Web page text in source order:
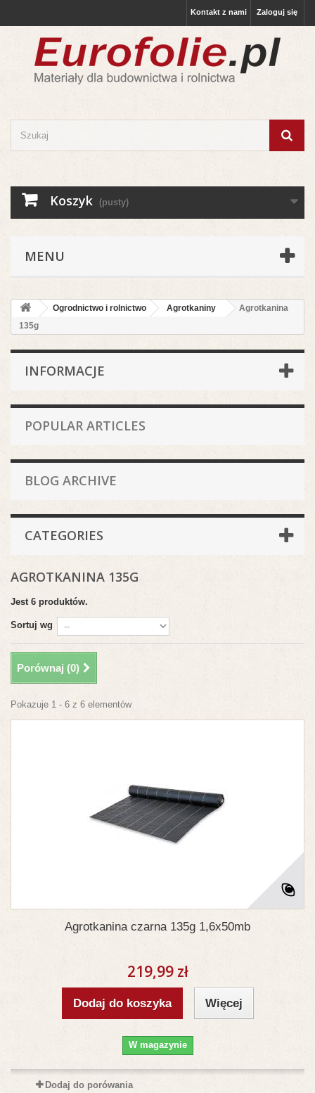
Zaloguj się
Kontakt z nami
Koszyk (pusty)
MENU
Ogrodnictwo i rolnictwo Agrotkaniny
Agrotkanina
135g
INFORMACJE
POPULAR ARTICLES
BLOG ARCHIVE
CATEGORIES
AGROTKANINA 135G
Jest 6 produktów.
Sortuj wg
Porównaj (0)
Pokazuje 1 - 6 z 6 elementów
Agrotkanina czarna 135g 1,6x50mb
219,99 zł
Dodaj do koszyka Więcej
W magazynie
Dodaj do porówania